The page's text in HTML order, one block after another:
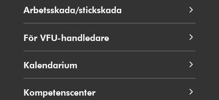
fönster
Arbetsskada/stickskada
För VFU-handledare
Kalendarium
Kompetenscenter